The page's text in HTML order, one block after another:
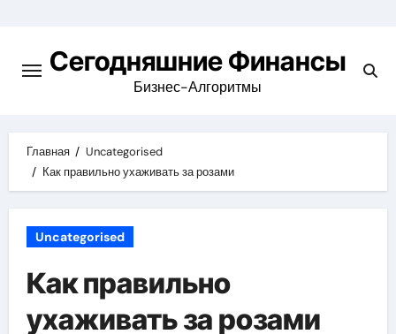
содержимомуСегодняшние Финансы
Бизнес-Алгоритмы
Главная
Uncategorised
Как правильно ухаживать за розами
Uncategorised
Как правильно
ухаживать за розами